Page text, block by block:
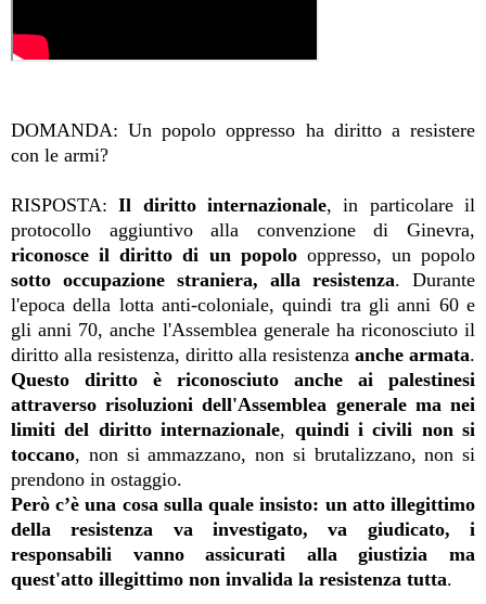
DOMANDA: Un popolo oppresso ha diritto a resistere
con le armi?
RISPOSTA:Il diritto internazionale, in particolare il
protocollo aggiuntivo alla convenzione di Ginevra,
riconosce il diritto di un popolooppresso, un popolo
sotto occupazione straniera, alla resistenza. Durante
l'epoca della lotta anti-coloniale, quindi tra gli anni 60 e
gli anni 70, anche l'Assemblea generale ha riconosciuto il
diritto alla resistenza, diritto alla resistenza anche armata.
Questo diritto è riconosciuto anche ai palestinesi
attraverso risoluzioni dell'Assemblea generale ma nei
limiti del diritto internazionale, quindi i civili non si
toccano, non si ammazzano, non si brutalizzano, non si
prendono in ostaggio.
Però c’è una cosa sulla quale insisto: un atto illegittimo
della resistenza va investigato, va giudicato, i
responsabili vanno assicurati alla giustizia ma
quest'atto illegittimo non invalida la resistenza tutta.